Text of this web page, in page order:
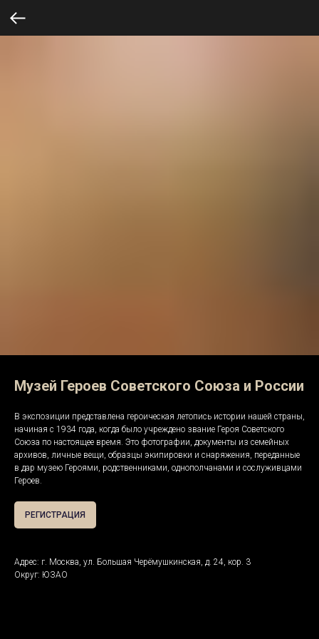
Музей Героев Советского Союза и России
В экспозиции представлена героическая летопись истории нашей страны,
начиная с 1934 года, когда было учреждено звание Героя Советского
Союза по настоящее время. Это фотографии, документы из семейных
архивов, личные вещи, образцы экипировки и снаряжения, переданные
в дар музею Героями, родственниками, однополчанами и сослуживцами
Героев.
РЕГИСТРАЦИЯ
Адрес: г. Москва, ул. Большая Черёмушкинская, д. 24, кор. 3
Округ: ЮЗАО